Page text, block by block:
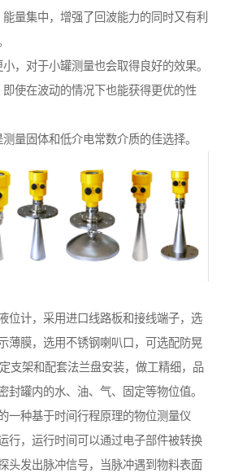
量集中，增强了回波能力的同时又有利
，对于小罐测量也会取得良好的效果。
即使在波动的情况下也能获得更优的性
量固体和低介电常数介质的佳选择。
位计，采用进口线路板和接线端子，选
薄膜，选用不锈钢喇叭口，可选配防晃
支架和配套法兰盘安装，做工精细，品
封罐内的水、油、气、固定等物位值。
一种基于时间行程原理的物位测量仪
行，运行时间可以通过电子部件被转换
头发出脉冲信号，当脉冲遇到物料表面